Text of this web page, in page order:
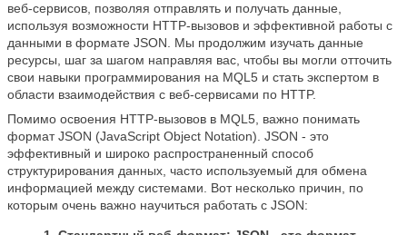
веб-сервисов, позволяя отправлять и получать данные,
используя возможности HTTP-вызовов и эффективной работы с
данными в формате JSON. Мы продолжим изучать данные
ресурсы, шаг за шагом направляя вас, чтобы вы могли отточить
свои навыки программирования на MQL5 и стать экспертом в
области взаимодействия с веб-сервисами по HTTP.
Помимо освоения HTTP-вызовов в MQL5, важно понимать
формат JSON (JavaScript Object Notation). JSON - это
эффективный и широко распространенный способ
структурирования данных, часто используемый для обмена
информацией между системами. Вот несколько причин, по
которым очень важно научиться работать с JSON: